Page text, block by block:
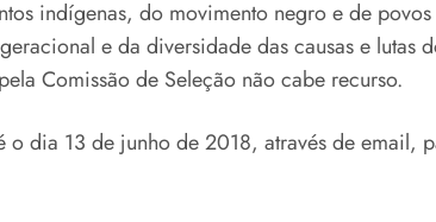
indígenas, do movimento negro e de
e da diversidade das causas e lutas
Comissão de Seleção não cabe recurso.
o dia 13 de junho de 2018, através de email,